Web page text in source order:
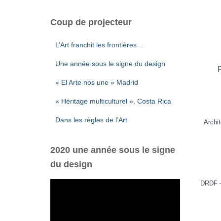
Coup de projecteur
L’Art franchit les frontières…
Une année sous le signe du design
« El Arte nos une » Madrid
« Héritage multiculturel », Costa Rica
Dans les règles de l’Art
2020 une année sous le signe
du design
DRDF